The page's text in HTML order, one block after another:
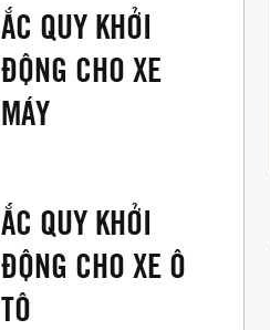
ẮC QUY KHỞI
ĐỘNG CHO XE
MÁY
ẮC QUY KHỞI
ĐỘNG CHO XE Ô
TÔ